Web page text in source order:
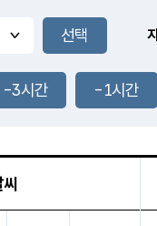
풍도
2.3m/s
-3시간 -1시간